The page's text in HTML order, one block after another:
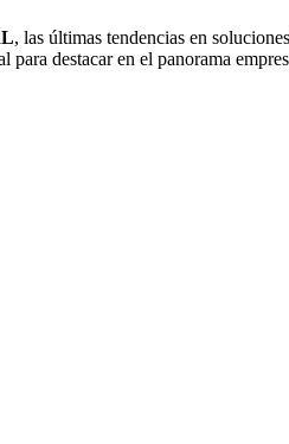
, las últimas tendencias en
destacar en el panorama